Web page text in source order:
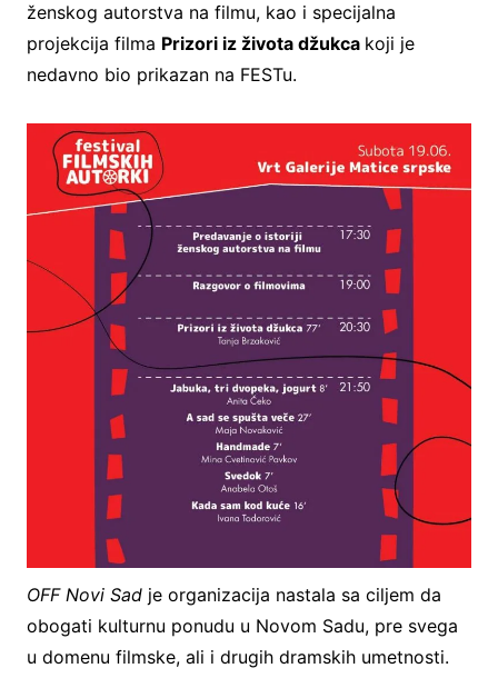
ženskog autorstva na filmu, kao i specijalna
projekcija filma Prizori iz života džukca koji je
nedavno bio prikazan na FESTu.
OFF Novi Sadje organizacija nastala sa ciljem da
obogati kulturnu ponudu u Novom Sadu, pre svega
u domenu filmske, ali i drugih dramskih umetnosti.